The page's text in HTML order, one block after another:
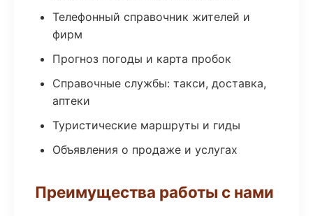
Телефонный справочник жителей и
фирм
Прогноз погоды и карта пробок
Справочные службы: такси, доставка,
аптеки
Туристические маршруты и гиды
Объявления о продаже и услугах
Преимущества работы с нами